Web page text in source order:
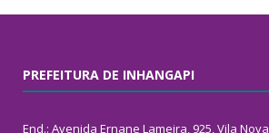
PREFEITURA DE INHANGAPI
End.: Avenida Ernane Lameira, 925, Vila Nova